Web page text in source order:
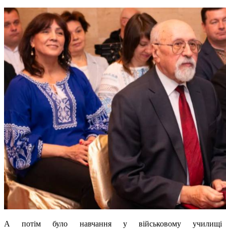
А потім було навчання у військовому училищі